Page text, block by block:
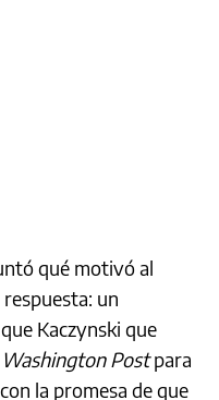
qué motivó al
un
Kaczynski que
Washington Postpara
la promesa de que